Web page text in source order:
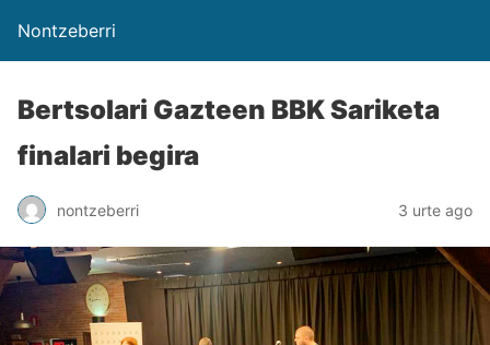
Nontzeberri
Bertsolari Gazteen BBK Sariketa
finalari begira
nontzeberri 3 urte ago